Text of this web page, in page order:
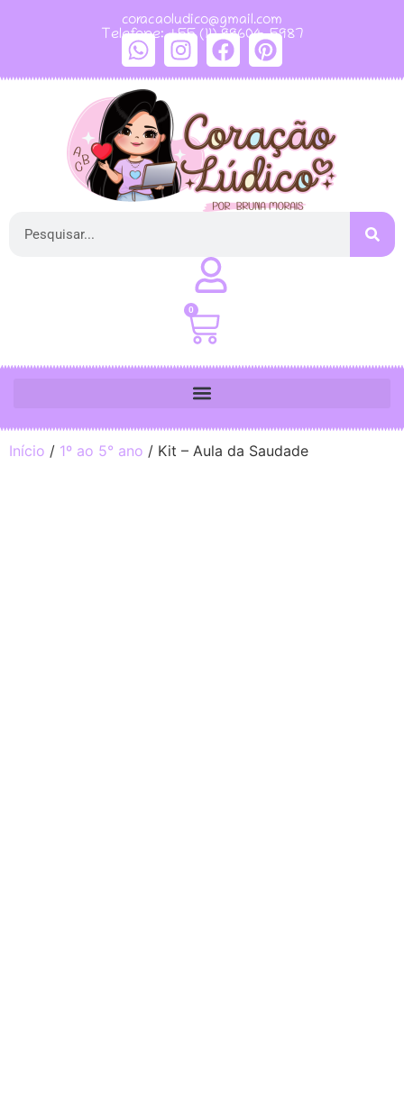
coracaoludico@gmail.com
Telefone: +55 (11) 99604-5987
0
Início / 1º ao 5° ano / Kit – Aula da Saudade